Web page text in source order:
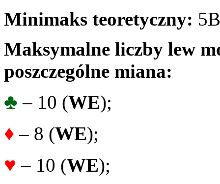
Minimaks teoretyczny:
Maksymalne liczby lew
poszczególne miana:
♣ – 10 (WE);
♦ – 8 (WE);
♥ – 10 (WE);